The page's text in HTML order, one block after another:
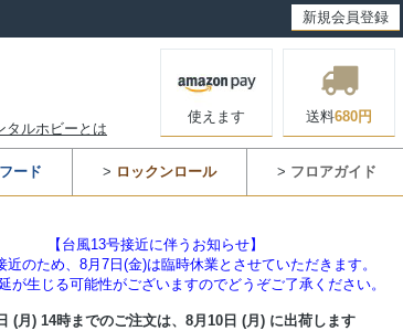
新規会員登録
タルホビーとは
使えます 送料680円
ード > ロックンロール > フロアガイド
【台風13号接近に伴うお知らせ】
近のため、8月7日(金)は臨時休業とさせていただきます。
が生じる可能性がございますのでどうぞご了承ください。
(月) 14時までのご注文は、 8月10日 (月) に出荷します